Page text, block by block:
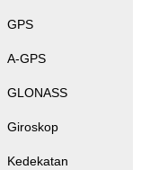
GPS
A-GPS
GLONASS
Giroskop
Kedekatan